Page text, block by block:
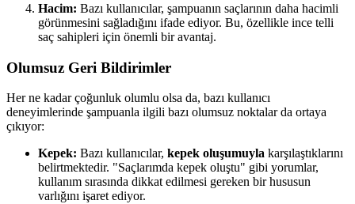
Hacim: Bazı kullanıcılar, şampuanın saçlarının daha hacimli
görünmesini sağladığını ifade ediyor. Bu, özellikle ince telli
saç sahipleri için önemli bir avantaj.
Olumsuz Geri Bildirimler
Her ne kadar çoğunluk olumlu olsa da, bazı kullanıcı
deneyimlerinde şampuanla ilgili bazı olumsuz noktalar da ortaya
çıkıyor:
Kepek: Bazı kullanıcılar, kepek oluşumuyla karşılaştıklarını
belirtmektedir. "Saçlarımda kepek oluştu" gibi yorumlar,
kullanım sırasında dikkat edilmesi gereken bir hususun
varlığını işaret ediyor.